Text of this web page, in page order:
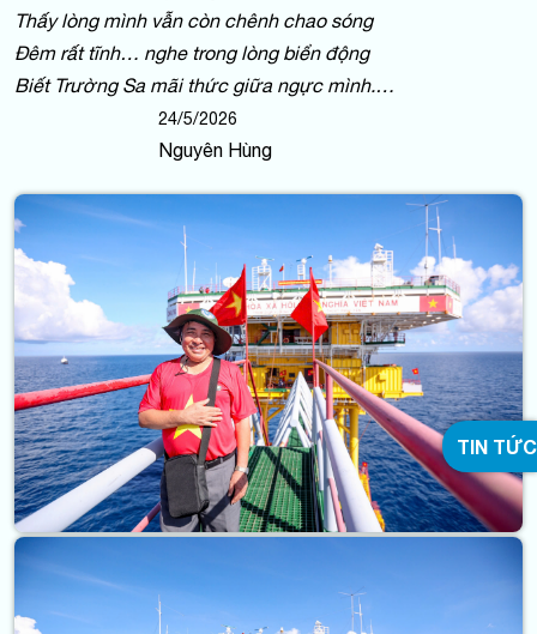
TIN TỨC
Thấy lòng mình vẫn còn chênh chao sóng
Đêm rất tĩnh… nghe trong lòng biển động
Biết Trường Sa mãi thức giữa ngực mình.…
24/5/2026
Nguyên Hùng